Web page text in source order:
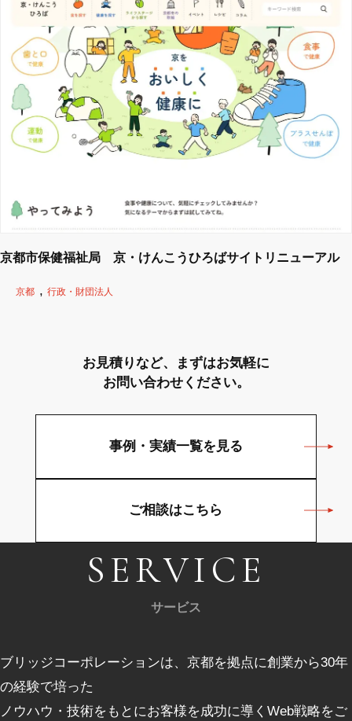
京都市保健福祉局 京・けんこうひろばサイトリニューアル
京都 行政・財団法人
お見積りなど、まずはお気軽に
お問い合わせください。
事例・実績一覧を見る
ご相談はこちら
SERVICE
サービス
ブリッジコーポレーションは、京都を拠点に創業から30年
の経験で培った
ノウハウ・技術をもとにお客様を成功に導くWeb戦略をご